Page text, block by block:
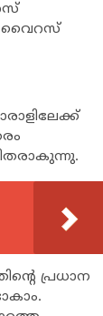
വൈറസ്
പ്രധാന